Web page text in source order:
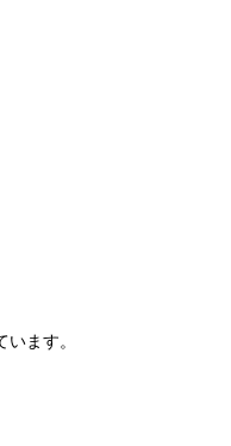
ます。